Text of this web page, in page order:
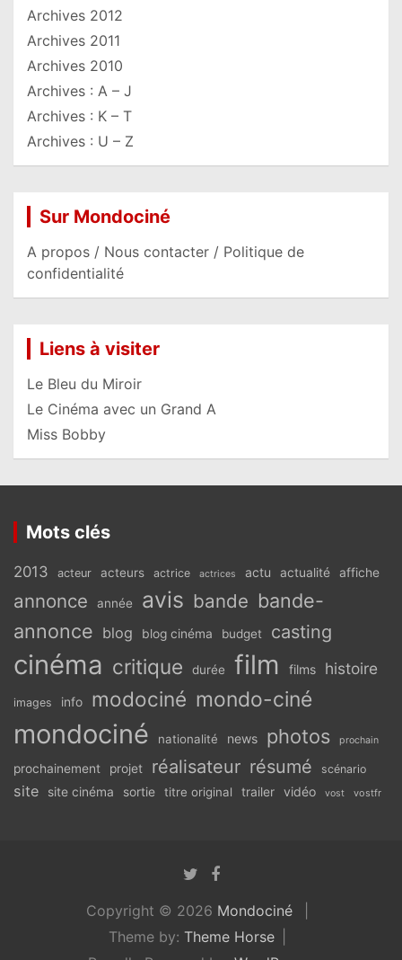
Archives 2012
Archives 2011
Archives 2010
Archives : A – J
Archives : K – T
Archives : U – Z
Sur Mondociné
A propos / Nous contacter / Politique de
confidentialité
Liens à visiter
Le Bleu du Miroir
Le Cinéma avec un Grand A
Miss Bobby
Mots clés
2013 acteur acteurs actrice actrices actu actualité affiche
annonce année avis bande bande-
annonce blog blog cinéma budget casting
cinéma critique durée film films histoire
images info modociné mondo-ciné
mondociné nationalité news photos prochain
prochainement projet réalisateur résumé scénario
site site cinéma sortie titre original trailer vidéo vost vostfr
Copyright © 2026 Mondociné
Theme by: Theme Horse